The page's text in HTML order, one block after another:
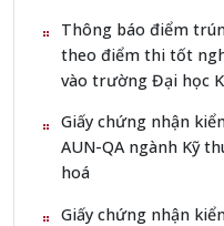
Thông báo điểm
theo điểm thi tốt
vào trường Đại học
Giấy chứng nhận
AUN-QA ngành Kỹ
hoá
Giấy chứng nhận